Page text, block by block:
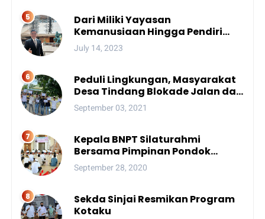
Dari Miliki Yayasan
Kemanusiaan Hingga Pendiri
Unhan, Begini Profil Bro Rivai
Putra Sulsel Yang Promosi
July 14, 2023
Peduli Lingkungan, Masyarakat
Desa Tindang Blokade Jalan dan
Lokasi Tambang
September 03, 2021
Kepala BNPT Silaturahmi
Bersama Pimpinan Pondok
Pesantren Se-Sulsel
September 28, 2020
Sekda Sinjai Resmikan Program
Kotaku